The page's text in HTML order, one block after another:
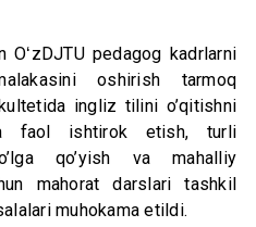
pedagog kadrlarni
oshirish tarmoq
ingliz tilini o’qitishni
faol ishtirok etish, turli
qo’yish va mahalliy
mahorat darslari tashkil
muhokama etildi.